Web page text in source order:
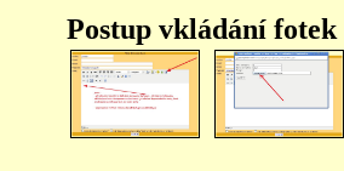
Postup vkládání